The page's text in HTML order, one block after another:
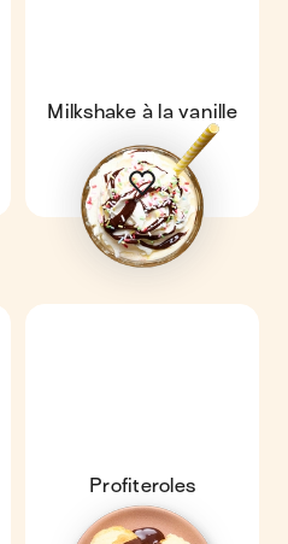
Milkshake à la vanille
Profiteroles